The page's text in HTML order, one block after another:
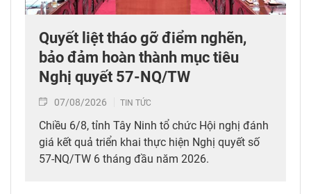
Quyết liệt tháo gỡ điểm nghẽn,
bảo đảm hoàn thành mục tiêu
Nghị quyết 57-NQ/TW
07/08/2026 TIN TỨC
Chiều 6/8, tỉnh Tây Ninh tổ chức Hội nghị đánh
giá kết quả triển khai thực hiện Nghị quyết số
57-NQ/TW 6 tháng đầu năm 2026.